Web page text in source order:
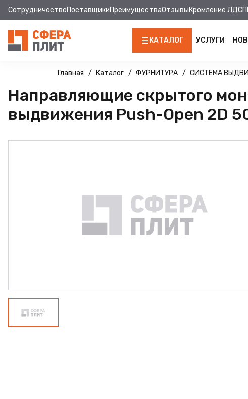
СотрудничествоПоставщикиПреимуществаОтзывыКромление ЛДСП
КАТАЛОГ
ЛДСП
КРОМКА
МДФ
МДФ ПАНЕЛИ
ДВПО
ФАНЕРА
УСЛУГИ
Главная Каталог ФУРНИТУРА СИСТЕМА
Направляющие скрытого
выдвижения Push-Open 2D